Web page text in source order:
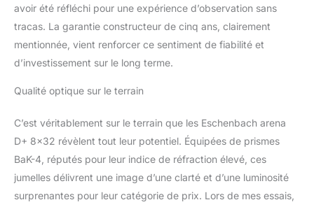
rapport qualité-prix
exceptionnel Le modèle
8x32 mm combine un
grossissement 8x avec
un objectif compact et
avoir été réfléchi pour une expérience d’observation sans
tracas. La garantie constructeur de cinq ans, clairement
mentionnée, vient renforcer ce sentiment de fiabilité et
d’investissement sur le long terme.
Qualité optique sur le terrain
C’est véritablement sur le terrain que les Eschenbach arena
D+ 8×32 révèlent tout leur potentiel. Équipées de prismes
BaK-4, réputés pour leur indice de réfraction élevé, ces
jumelles délivrent une image d’une clarté et d’une luminosité
surprenantes pour leur catégorie de prix. Lors de mes essais,